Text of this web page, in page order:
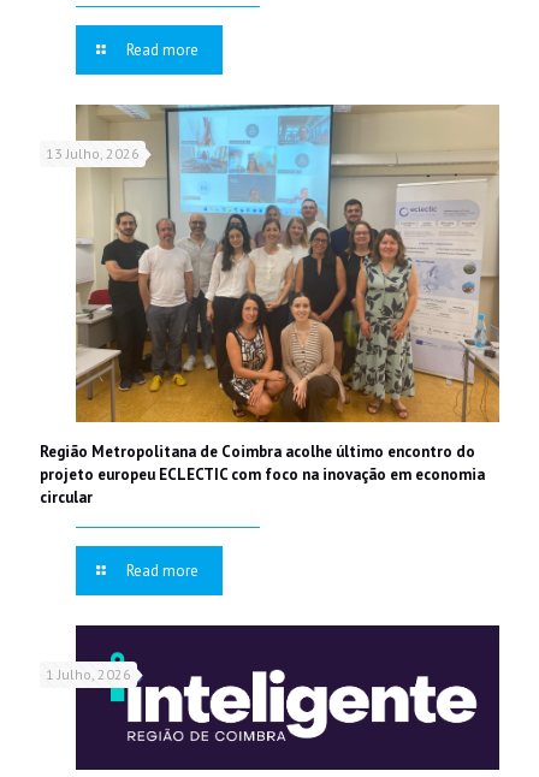
Read more
13 Julho, 2026
Região Metropolitana de Coimbra acolhe último encontro do
projeto europeu ECLECTIC com foco na inovação em economia
circular
Read more
1 Julho, 2026